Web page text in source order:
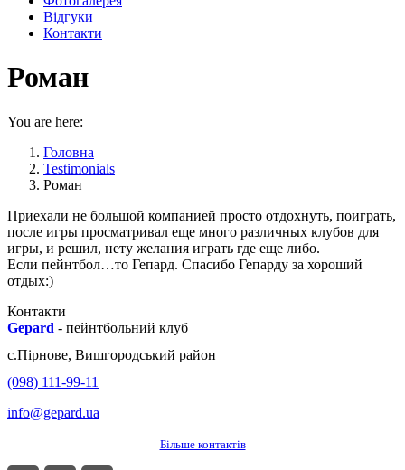
Відгуки
Контакти
Роман
You are here:
Головна
Testimonials
Роман
Приехали не большой компанией просто отдохнуть, поиграть,
после игры просматривал еще много различных клубов для
игры, и решил, нету желания играть где еще либо.
Если пейнтбол…то Гепард. Спасибо Гепарду за хороший
отдых:)
Контакти
Gepard - пейнтбольний клуб
с.Пірнове, Вишгородський район
(098) 111-99-11
info@gepard.ua
Більше контактів